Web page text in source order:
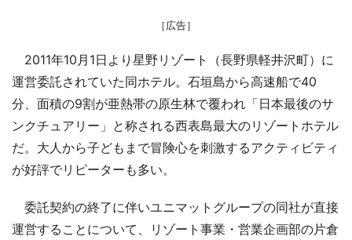
［広告］
2011年10月1日より星野リゾート（長野県軽井沢町）に
運営委託されていた同ホテル。石垣島から高速船で40
分、面積の9割が亜熱帯の原生林で覆われ「日本最後のサ
ンクチュアリー」と称される西表島最大のリゾートホテル
だ。大人から子どもまで冒険心を刺激するアクティビティ
が好評でリピーターも多い。
委託契約の終了に伴いユニマットグループの同社が直接
運営することについて、リゾート事業・営業企画部の片倉